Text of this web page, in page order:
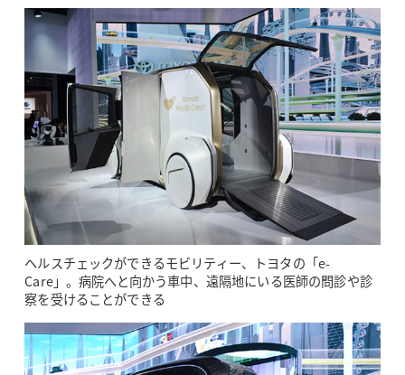
ヘルスチェックができるモビリティー、トヨタの「e-
Care」。病院へと向かう車中、遠隔地にいる医師の問診や診
察を受けることができる